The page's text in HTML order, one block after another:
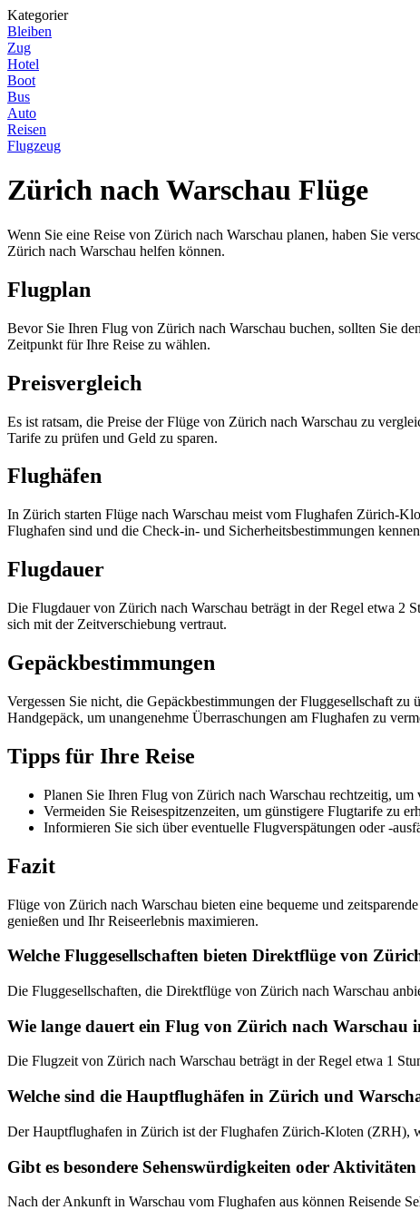
Kategorier
Bleiben
Zug
Hotel
Boot
Bus
Auto
Reisen
Flugzeug
Zürich nach Warschau Flüge
Wenn Sie eine Reise von Zürich nach Warschau planen, haben Sie
Zürich nach Warschau helfen können.
Flugplan
Bevor Sie Ihren Flug von Zürich nach Warschau buchen, sollten Sie
Zeitpunkt für Ihre Reise zu wählen.
Preisvergleich
Es ist ratsam, die Preise der Flüge von Zürich nach Warschau zu
Tarife zu prüfen und Geld zu sparen.
Flughäfen
In Zürich starten Flüge nach Warschau meist vom Flughafen Zürich-
Flughafen sind und die Check-in- und Sicherheitsbestimmungen
Flugdauer
Die Flugdauer von Zürich nach Warschau beträgt in der Regel etwa 2
sich mit der Zeitverschiebung vertraut.
Gepäckbestimmungen
Vergessen Sie nicht, die Gepäckbestimmungen der Fluggesellschaft
Handgepäck, um unangenehme Überraschungen am Flughafen zu
Tipps für Ihre Reise
Planen Sie Ihren Flug von Zürich nach Warschau rechtzeitig,
Vermeiden Sie Reisespitzenzeiten, um günstigere Flugtarife zu
Informieren Sie sich über eventuelle Flugverspätungen oder -
Fazit
Flüge von Zürich nach Warschau bieten eine bequeme und
genießen und Ihr Reiseerlebnis maximieren.
Welche Fluggesellschaften bieten Direktflüge von
Die Fluggesellschaften, die Direktflüge von Zürich nach Warschau
Wie lange dauert ein Flug von Zürich nach Warschau
Die Flugzeit von Zürich nach Warschau beträgt in der Regel etwa 1
Welche sind die Hauptflughäfen in Zürich und
Der Hauptflughafen in Zürich ist der Flughafen Zürich-Kloten (ZRH),
Gibt es besondere Sehenswürdigkeiten oder
Nach der Ankunft in Warschau vom Flughafen aus können Reisende